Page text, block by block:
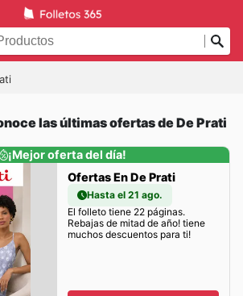
las últimas ofertas de De Prati
¡Mejor oferta del día!
Ofertas En De Prati
Hasta el 21 ago.
El folleto tiene 22 páginas.
Rebajas de mitad de año! tiene
muchos descuentos para ti!